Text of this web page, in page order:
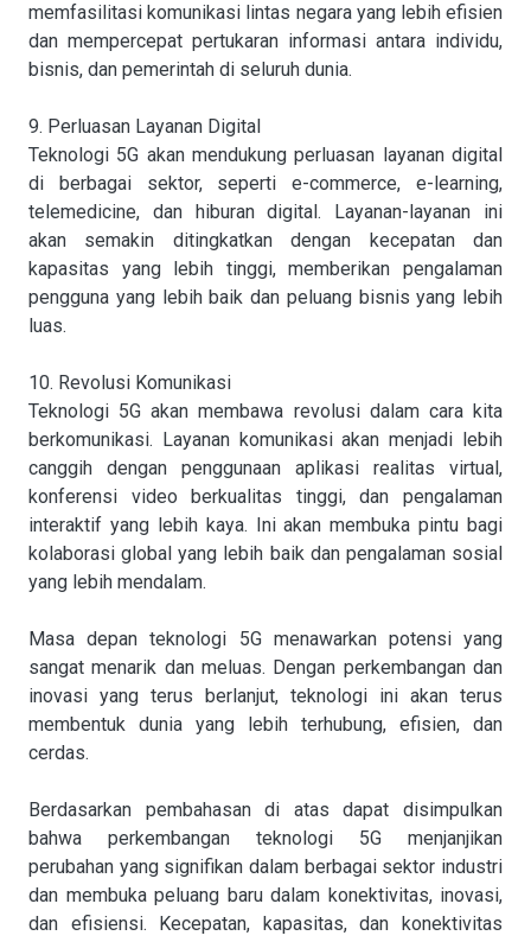
memfasilitasi komunikasi lintas negara yang lebih efisien
dan mempercepat pertukaran informasi antara individu,
bisnis, dan pemerintah di seluruh dunia.
9. Perluasan Layanan Digital
Teknologi 5G akan mendukung perluasan layanan digital
di berbagai sektor, seperti e-commerce, e-learning,
telemedicine, dan hiburan digital. Layanan-layanan ini
akan semakin ditingkatkan dengan kecepatan dan
kapasitas yang lebih tinggi, memberikan pengalaman
pengguna yang lebih baik dan peluang bisnis yang lebih
luas.
10. Revolusi Komunikasi
Teknologi 5G akan membawa revolusi dalam cara kita
berkomunikasi. Layanan komunikasi akan menjadi lebih
canggih dengan penggunaan aplikasi realitas virtual,
konferensi video berkualitas tinggi, dan pengalaman
interaktif yang lebih kaya. Ini akan membuka pintu bagi
kolaborasi global yang lebih baik dan pengalaman sosial
yang lebih mendalam.
Masa depan teknologi 5G menawarkan potensi yang
sangat menarik dan meluas. Dengan perkembangan dan
inovasi yang terus berlanjut, teknologi ini akan terus
membentuk dunia yang lebih terhubung, efisien, dan
cerdas.
Berdasarkan pembahasan di atas dapat disimpulkan
bahwa perkembangan teknologi 5G menjanjikan
perubahan yang signifikan dalam berbagai sektor industri
dan membuka peluang baru dalam konektivitas, inovasi,
dan efisiensi. Kecepatan, kapasitas, dan konektivitas